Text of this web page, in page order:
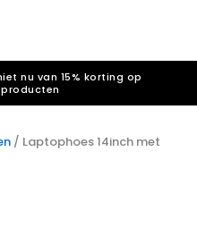
nu van 15% korting op
aanbod.
graag een offerte die
/ Laptophoes 14inch met